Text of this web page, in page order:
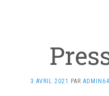
3 AVRIL 2021 PAR